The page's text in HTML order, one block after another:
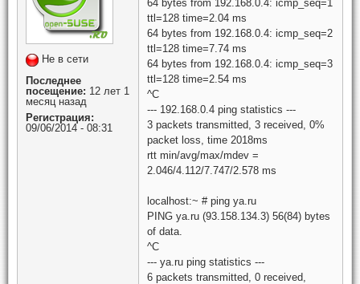
Не в сети
Последнее
посещение: 12 лет 1
месяц назад
Регистрация:
09/06/2014 - 08:31
64 bytes from 192.168.0.4: icmp_seq=1
ttl=128 time=2.04 ms
64 bytes from 192.168.0.4: icmp_seq=2
ttl=128 time=7.74 ms
64 bytes from 192.168.0.4: icmp_seq=3
ttl=128 time=2.54 ms
^C
--- 192.168.0.4 ping statistics ---
3 packets transmitted, 3 received, 0%
packet loss, time 2018ms
rtt min/avg/max/mdev =
2.046/4.112/7.747/2.578 ms
localhost:~ # ping ya.ru
PING ya.ru (93.158.134.3) 56(84) bytes
of data.
^C
--- ya.ru ping statistics ---
6 packets transmitted, 0 received,